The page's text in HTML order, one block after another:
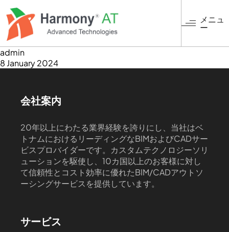
イ
コ
ン
テ
メニュ
ー
admin
8 January 2024
会社案内
20年以上にわたる業界経験を誇りにし、当社はベ
トナムにおけるリーディングなBIMおよびCADサー
ビスプロバイダーです。カスタムテクノロジーソリ
ューションを駆使し、10カ国以上のお客様に対し
て信頼性とコスト効率に優れたBIM/CADアウトソ
ーシングサービスを提供しています。
サービス